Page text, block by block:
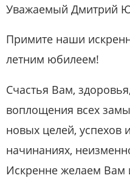
Уважаемый Дмитрий
Примите наши
летним юбилеем!
Счастья Вам,
воплощения всех
новых целей, успехов
начинаниях,
Искренне желаем Вам